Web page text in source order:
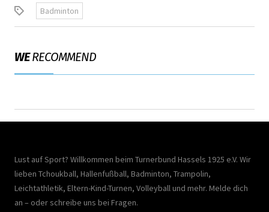
Badminton
WERECOMMEND
Lust auf Sport? Willkommen beim Turnerbund Hassels 1925 e.V. Wir
lieben Tchoukball, Hallenfußball, Badminton, Trampolin,
Leichtathletik, Eltern-Kind-Turnen, Volleyball und mehr. Melde dich
an – oder schreibe uns bei Fragen.